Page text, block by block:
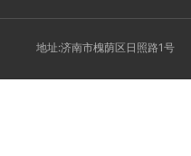
地址:济南市槐荫区日照路1号